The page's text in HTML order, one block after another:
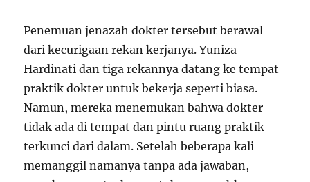
Penemuan jenazah dokter tersebut berawal
dari kecurigaan rekan kerjanya. Yuniza
Hardinati dan tiga rekannya datang ke tempat
praktik dokter untuk bekerja seperti biasa.
Namun, mereka menemukan bahwa dokter
tidak ada di tempat dan pintu ruang praktik
terkunci dari dalam. Setelah beberapa kali
memanggil namanya tanpa ada jawaban,